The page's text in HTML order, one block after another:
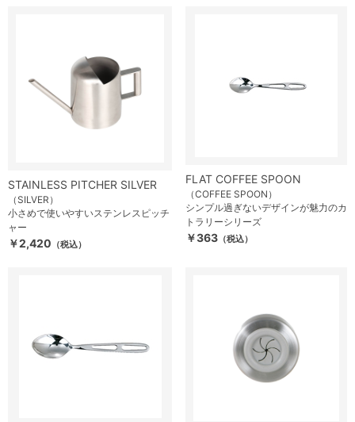
STAINLESS PITCHER SILVER
（SILVER）
小さめで使いやすいステンレスピッチ
ャー
￥2,420 （税込）
FLAT COFFEE SPOON
（COFFEE SPOON）
シンプル過ぎないデザインが魅力のカ
トラリーシリーズ
￥363 （税込）